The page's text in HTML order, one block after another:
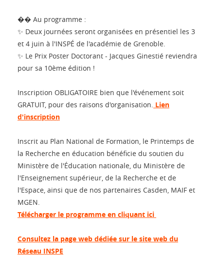
�� Au programme :
✨ Deux journées seront organisées en présentiel les 3
et 4 juin à l'INSPÉ de l'académie de Grenoble.
✨ Le Prix Poster Doctorant - Jacques Ginestié reviendra
pour sa 10ème édition !
Inscription OBLIGATOIRE bien que l'événement soit
GRATUIT, pour des raisons d'organisation. Lien
d'inscription
Inscrit au Plan National de Formation, le Printemps de
la Recherche en éducation bénéficie du soutien du
Ministère de l'Éducation nationale, du Ministère de
l'Enseignement supérieur, de la Recherche et de
l'Espace, ainsi que de nos partenaires Casden, MAIF et
MGEN.
Télécharger le programme en cliquant ici
Consultez la page web dédiée sur le site web du
Réseau INSPE